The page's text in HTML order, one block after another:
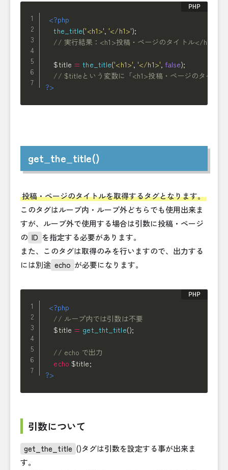
<?php
the_title('<h1>' '</h1>');
// 実行結果：<h1>投稿・ページのタイトル</h1>
$title = the_title('<h1>' '</h1>' false);
// $titleという変数に「<h1>投稿・ページのタイト
?>
get_the_title()
投稿・ページのタイトルを取得するタグとなります。
このタグはループ内・ループ外どちらでも使用出来ま
すが、ループ外で使用する場合は引数に投稿・ページ
の ID を指定する必要があります。
また、このタグは取得のみを行いますので、出力する
には別途 echo が必要になります。
<?php
// ループ内では引数は不要
$title = get_tht_title();
// echo で出力
echo $title;
?>
引数について
get_the_title ()タグは引数を設定する事が出来ま
す。